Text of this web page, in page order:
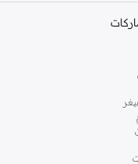
المنتجات من أفضل العلامات
ستجد لدينا كل ما ترغب به من
الأخرى من علامات رائدة مثل:
ريفر ايلاند